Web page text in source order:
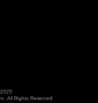
Inc. All Rights Reserved.